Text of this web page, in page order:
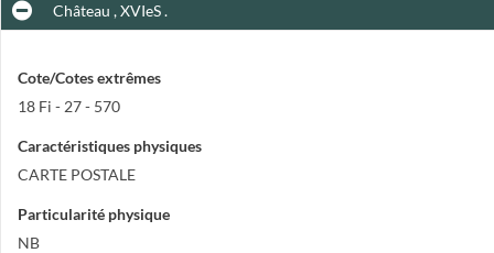
Château , XVIeS .
Cote/Cotes extrêmes
18 Fi - 27 - 570
Caractéristiques physiques
CARTE POSTALE
Particularité physique
NB